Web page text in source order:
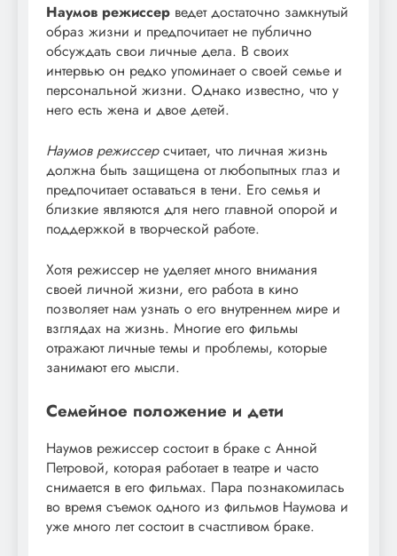
Наумов режиссер ведет достаточно замкнутый
образ жизни и предпочитает не публично
обсуждать свои личные дела. В своих
интервью он редко упоминает о своей семье и
персональной жизни. Однако известно, что у
него есть жена и двое детей.
Наумов режиссерсчитает, что личная жизнь
должна быть защищена от любопытных глаз и
предпочитает оставаться в тени. Его семья и
близкие являются для него главной опорой и
поддержкой в творческой работе.
Хотя режиссер не уделяет много внимания
своей личной жизни, его работа в кино
позволяет нам узнать о его внутреннем мире и
взглядах на жизнь. Многие его фильмы
отражают личные темы и проблемы, которые
занимают его мысли.
Семейное положение и дети
Наумов режиссер состоит в браке с Анной
Петровой, которая работает в театре и часто
снимается в его фильмах. Пара познакомилась
во время съемок одного из фильмов Наумова и
уже много лет состоит в счастливом браке.